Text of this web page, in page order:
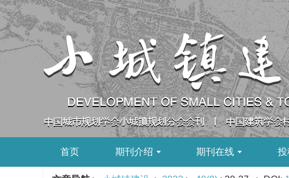
首页 期刊介绍 期刊在线 投